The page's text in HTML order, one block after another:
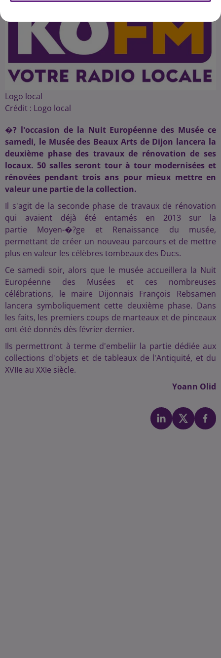
Logo local
Crédit : Logo local
�? l'occasion de la Nuit Européenne des Musée ce
samedi, le Musée des Beaux Arts de Dijon lancera la
deuxième phase des travaux de rénovation de ses
locaux. 50 salles seront tour à tour modernisées et
rénovées pendant trois ans pour mieux mettre en
valeur une partie de la collection.
Il s'agit de la seconde phase de travaux de rénovation
qui avaient déjà été entamés en 2013 sur la
partie Moyen-�?ge et Renaissance du musée,
permettant de créer un nouveau parcours et de mettre
plus en valeur les célèbres tombeaux des Ducs.
Ce samedi soir, alors que le musée accueillera la Nuit
Européenne des Musées et ces nombreuses
célébrations, le maire Dijonnais François Rebsamen
lancera symboliquement cette deuxième phase. Dans
les faits, les premiers coups de marteaux et de pinceaux
ont été donnés dès février dernier.
Ils permettront à terme d'embeliir la partie dédiée aux
collections d'objets et de tableaux de l'Antiquité, et du
XVIIe au XXIe siècle.
Yoann Olid